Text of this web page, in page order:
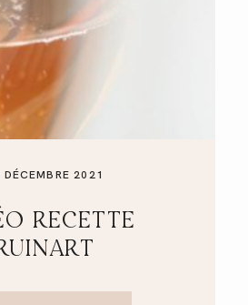
2021
RECETTE
CONTACT